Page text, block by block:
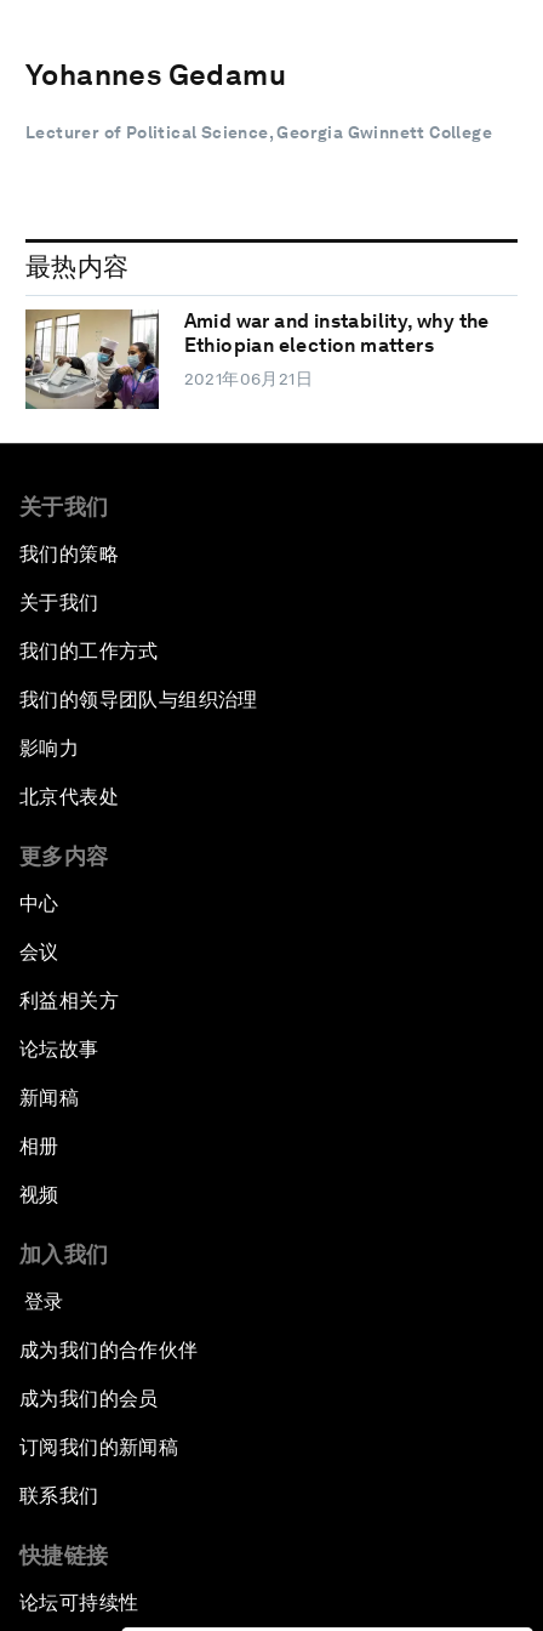
Yohannes Gedamu
Lecturer of Political Science, Georgia Gwinnett College
最热内容
Amid war and instability, why the
Ethiopian election matters
2021年06月21日
关于我们
我们的策略
关于我们
我们的工作方式
我们的领导团队与组织治理
影响力
北京代表处
更多内容
中心
会议
利益相关方
论坛故事
新闻稿
相册
视频
加入我们
登录
成为我们的合作伙伴
成为我们的会员
订阅我们的新闻稿
联系我们
快捷链接
论坛可持续性